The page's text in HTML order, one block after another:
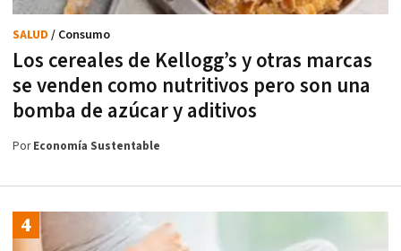
Los cereales de Kellogg’s y otras marcas
se venden como nutritivos pero son una
bomba de azúcar y aditivos
SALUD / Consumo
PorEconomía Sustentable